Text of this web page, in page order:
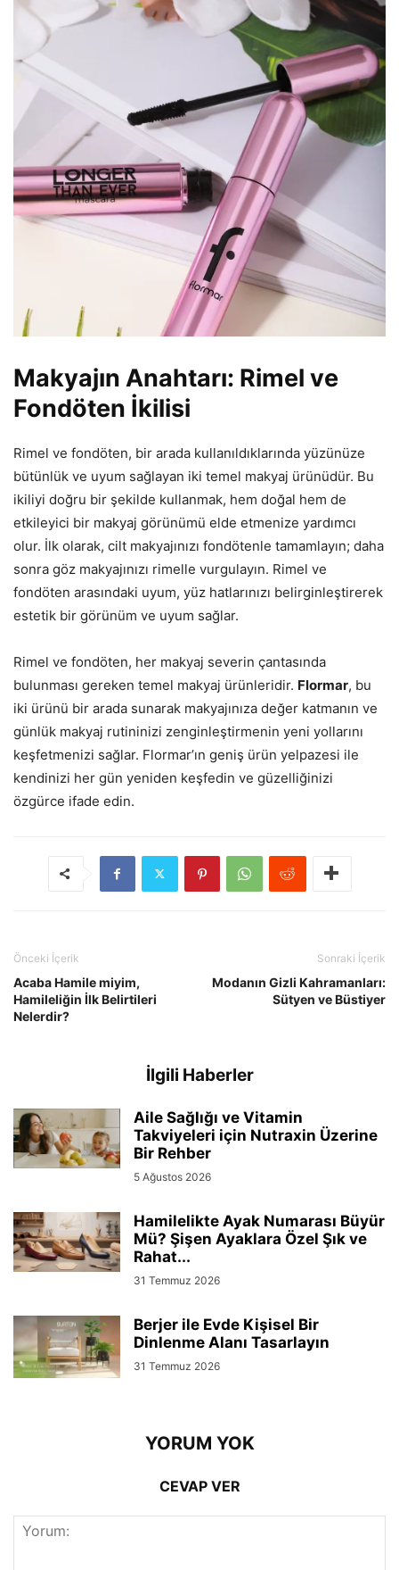
Makyajın Anahtarı: Rimel ve
Fondöten İkilisi
Rimel ve fondöten, bir arada kullanıldıklarında yüzünüze
bütünlük ve uyum sağlayan iki temel makyaj ürünüdür. Bu
ikiliyi doğru bir şekilde kullanmak, hem doğal hem de
etkileyici bir makyaj görünümü elde etmenize yardımcı
olur. İlk olarak, cilt makyajınızı fondötenle tamamlayın; daha
sonra göz makyajınızı rimelle vurgulayın. Rimel ve
fondöten arasındaki uyum, yüz hatlarınızı belirginleştirerek
estetik bir görünüm ve uyum sağlar.
Rimel ve fondöten, her makyaj severin çantasında
bulunması gereken temel makyaj ürünleridir. Flormar, bu
iki ürünü bir arada sunarak makyajınıza değer katmanın ve
günlük makyaj rutininizi zenginleştirmenin yeni yollarını
keşfetmenizi sağlar. Flormar’ın geniş ürün yelpazesi ile
kendinizi her gün yeniden keşfedin ve güzelliğinizi
özgürce ifade edin.
Önceki İçerik
Acaba Hamile miyim,
Hamileliğin İlk Belirtileri
Nelerdir?
Sonraki İçerik
Modanın Gizli Kahramanları:
Sütyen ve Büstiyer
İlgili Haberler
Aile Sağlığı ve Vitamin
Takviyeleri için Nutraxin Üzerine
Bir Rehber
5 Ağustos 2026
Hamilelikte Ayak Numarası Büyür
Mü? Şişen Ayaklara Özel Şık ve
Rahat...
31 Temmuz 2026
Berjer ile Evde Kişisel Bir
Dinlenme Alanı Tasarlayın
31 Temmuz 2026
YORUM YOK
CEVAP VER